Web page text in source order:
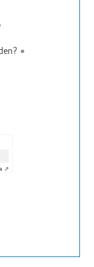
*
⇗